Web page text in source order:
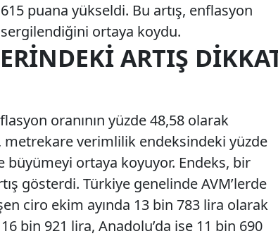
puana yükseldi. Bu artış, enflasyon
ortaya koydu.
ARTIŞ
oranının yüzde 48,58 olarak
metrekare verimlilik endeksindeki yüzde
büyümeyi ortaya koyuyor. Endeks, bir
gösterdi. Türkiye genelinde AVM’lerde
ciro ekim ayında 13 bin 783 lira olarak
bin 921 lira, Anadolu’da ise 11 bin 690